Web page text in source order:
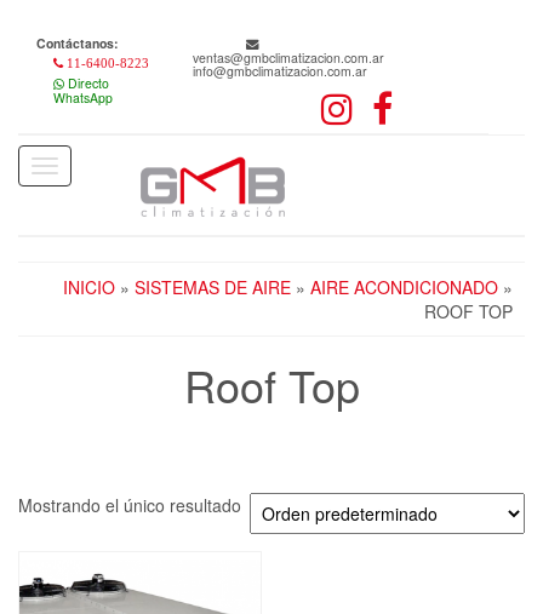
content
Contáctanos:
11-6400-8223
Directo
WhatsApp
ventas@gmbclimatizacion.com.ar
info@gmbclimatizacion.com.ar
Toggle
navigation
INICIO » SISTEMAS DE AIRE » AIRE ACONDICIONADO »
ROOF TOP
Roof Top
Mostrando el único resultado